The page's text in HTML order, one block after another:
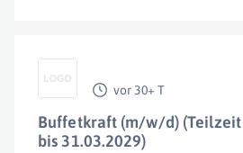
vor 30+ T
Buffetkraft (m/w/d) (Teilzeit
bis 31.03.2029)